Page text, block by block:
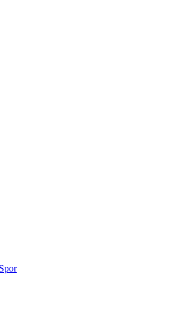
Spor